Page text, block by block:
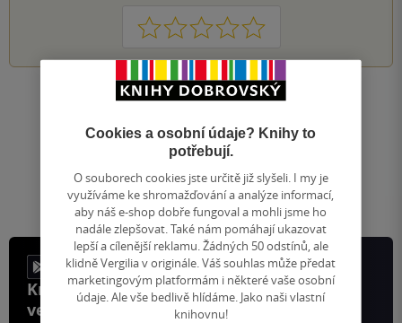
1 2 3 4 5
Nahoru
Zobrazeno 20 z 20
1
Přejít
na
stránku
/ 1
Knihy, recenze a klubové výhody
ve vaší kapse a naší appce KDčko
Cookies a osobní údaje? Knihy to
potřebují.
O souborech cookies jste určitě již slyšeli. I my je
využíváme ke shromažďování a analýze informací,
aby náš e-shop dobře fungoval a mohli jsme ho
nadále zlepšovat. Také nám pomáhají ukazovat
lepší a cílenější reklamu. Žádných 50 odstínů, ale
klidně Vergilia v originále. Váš souhlas může předat
marketingovým platformám i některé vaše osobní
údaje. Ale vše bedlivě hlídáme. Jako naši vlastní
knihovnu!